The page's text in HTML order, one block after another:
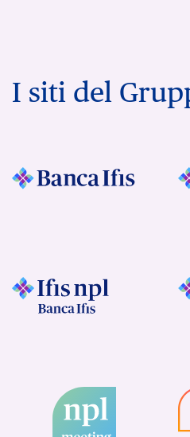
I siti del